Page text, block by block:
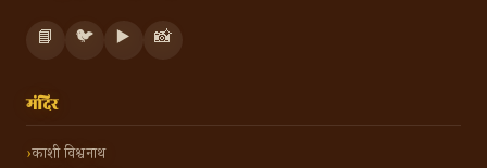
📘 🐦 ▶️ 📸
मंदिर
काशी विश्वनाथ